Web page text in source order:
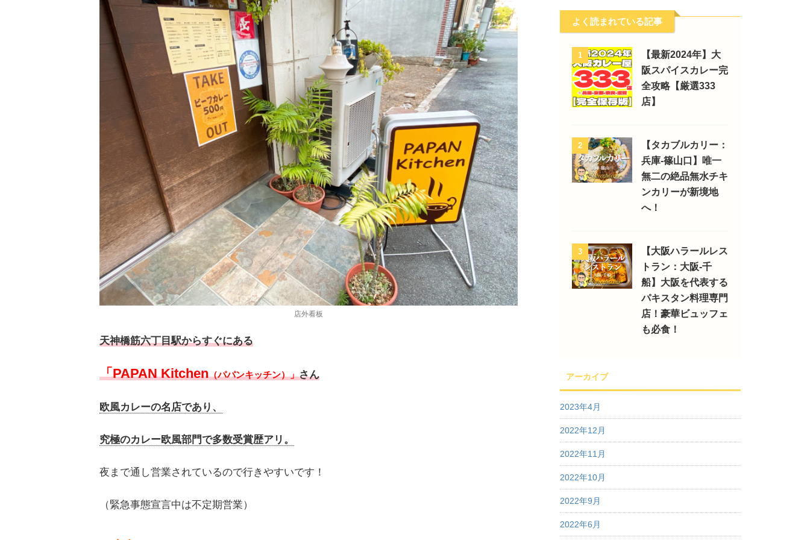
店外看板
天神橋筋六丁目駅からすぐにある
「PAPAN Kitchen（パパンキッチン）」さん
欧風カレーの名店であり、
究極のカレー欧風部門で多数受賞歴アリ。
夜まで通し営業されているので行きやすいです！
（緊急事態宣言中は不定期営業）
よく読まれている記事
1
【最新2024年】大
阪スパイスカレー完
全攻略【厳選333
店】
2
【タカブルカリー：
兵庫-篠山口】唯一
無二の絶品無水チキ
ンカリーが新境地
へ！
3
【大阪ハラールレス
トラン：大阪-千
船】大阪を代表する
パキスタン料理専門
店！豪華ビュッフェ
も必食！
アーカイブ
2023年4月
2022年12月
2022年11月
2022年10月
2022年9月
2022年6月